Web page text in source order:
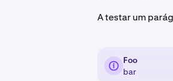
A testar um
Foo
bar